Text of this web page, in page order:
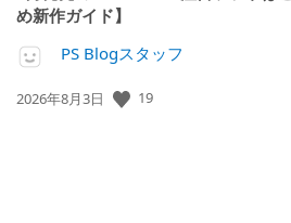
め新作ガイド】
PS Blogスタッフ
公
2026年8月3日 19